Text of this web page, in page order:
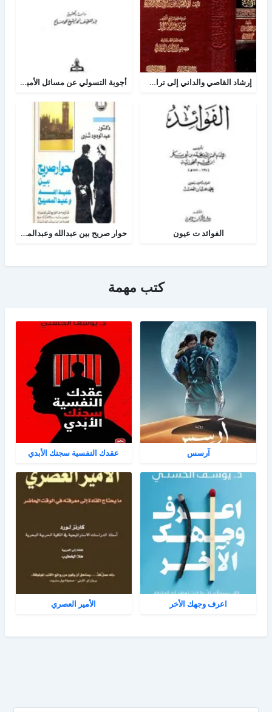
إرشاد القاصي والداني إلى تراجم شيوخ الطبراني أجوبة التسولي عن مسائل الأمير عبد القادر في الجهاد
الفوائد ت عيون حوار صريح بين عبدالله وعبدالمسيح
كتب مهمة
آرسس عقدك النفسية سجنك الأبدي
اعرف وجهك الأخر الأمير العصري